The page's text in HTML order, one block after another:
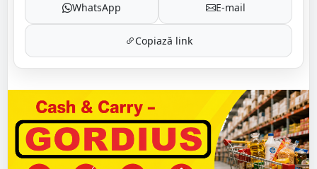
WhatsApp E-mail
Copiază link